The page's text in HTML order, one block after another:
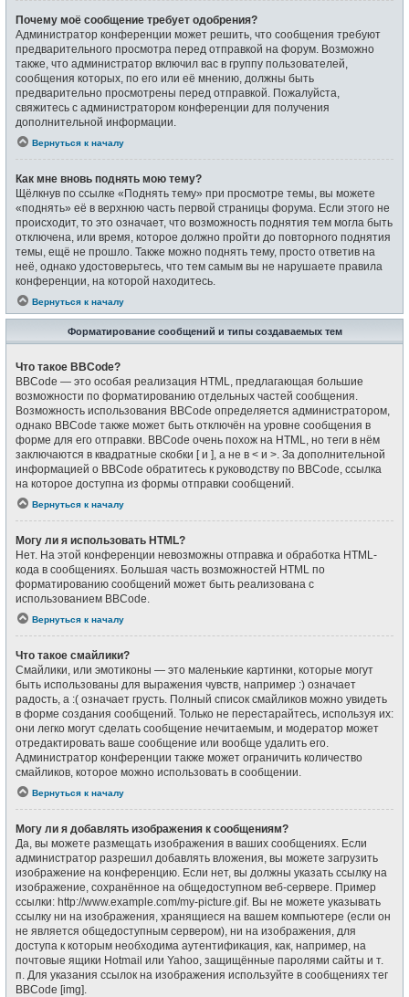
Почему моё сообщение требует одобрения?
Администратор конференции может решить, что сообщения требуют
предварительного просмотра перед отправкой на форум. Возможно
также, что администратор включил вас в группу пользователей,
сообщения которых, по его или её мнению, должны быть
предварительно просмотрены перед отправкой. Пожалуйста,
свяжитесь с администратором конференции для получения
дополнительной информации.
Вернуться к началу
Как мне вновь поднять мою тему?
Щёлкнув по ссылке «Поднять тему» при просмотре темы, вы можете
«поднять» её в верхнюю часть первой страницы форума. Если этого не
происходит, то это означает, что возможность поднятия тем могла быть
отключена, или время, которое должно пройти до повторного поднятия
темы, ещё не прошло. Также можно поднять тему, просто ответив на
неё, однако удостоверьтесь, что тем самым вы не нарушаете правила
конференции, на которой находитесь.
Вернуться к началу
Форматирование сообщений и типы создаваемых тем
Что такое BBCode?
BBCode — это особая реализация HTML, предлагающая большие
возможности по форматированию отдельных частей сообщения.
Возможность использования BBCode определяется администратором,
однако BBCode также может быть отключён на уровне сообщения в
форме для его отправки. BBCode очень похож на HTML, но теги в нём
заключаются в квадратные скобки [ и ], а не в < и >. За дополнительной
информацией о BBCode обратитесь к руководству по BBCode, ссылка
на которое доступна из формы отправки сообщений.
Вернуться к началу
Могу ли я использовать HTML?
Нет. На этой конференции невозможны отправка и обработка HTML-
кода в сообщениях. Большая часть возможностей HTML по
форматированию сообщений может быть реализована с
использованием BBCode.
Вернуться к началу
Что такое смайлики?
Смайлики, или эмотиконы — это маленькие картинки, которые могут
быть использованы для выражения чувств, например :) означает
радость, а :( означает грусть. Полный список смайликов можно увидеть
в форме создания сообщений. Только не перестарайтесь, используя их:
они легко могут сделать сообщение нечитаемым, и модератор может
отредактировать ваше сообщение или вообще удалить его.
Администратор конференции также может ограничить количество
смайликов, которое можно использовать в сообщении.
Вернуться к началу
Могу ли я добавлять изображения к сообщениям?
Да, вы можете размещать изображения в ваших сообщениях. Если
администратор разрешил добавлять вложения, вы можете загрузить
изображение на конференцию. Если нет, вы должны указать ссылку на
изображение, сохранённое на общедоступном веб-сервере. Пример
ссылки: http://www.example.com/my-picture.gif. Вы не можете указывать
ссылку ни на изображения, хранящиеся на вашем компьютере (если он
не является общедоступным сервером), ни на изображения, для
доступа к которым необходима аутентификация, как, например, на
почтовые ящики Hotmail или Yahoo, защищённые паролями сайты и т.
п. Для указания ссылок на изображения используйте в сообщениях тег
BBCode [img].